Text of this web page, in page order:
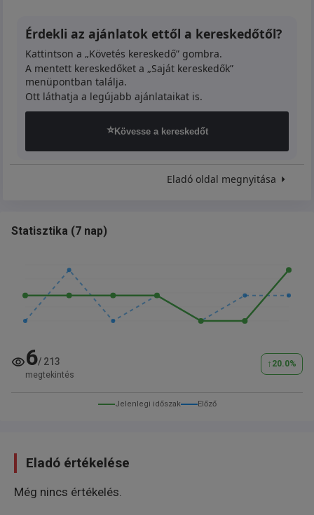
Érdekli az ajánlatok ettől a kereskedőtől?
Kattintson a „Követés kereskedő” gombra.
A mentett kereskedőket a „Saját kereskedők”
menüpontban találja.
Ott láthatja a legújabb ajánlataikat is.
⭐Kövesse a kereskedőt
Eladó oldal megnyitása
Statisztika (7 nap)
6/ 213
megtekintés
↑ 20.0%
Jelenlegi időszak Előző
Eladó értékelése
Még nincs értékelés.